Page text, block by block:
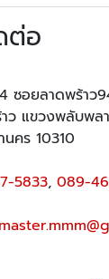
ต่อ
ซอยลาดพร้า
ว แขวงพลับพล
คร 10310
5833, 089-